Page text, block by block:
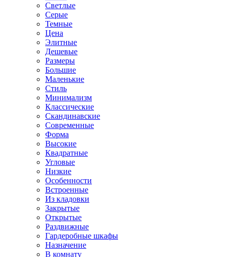
Светлые
Серые
Темные
Цена
Элитные
Дешевые
Размеры
Большие
Маленькие
Стиль
Минимализм
Классические
Скандинавские
Современные
Форма
Высокие
Квадратные
Угловые
Низкие
Особенности
Встроенные
Из кладовки
Закрытые
Открытые
Раздвижные
Гардеробные шкафы
Назначение
В комнату